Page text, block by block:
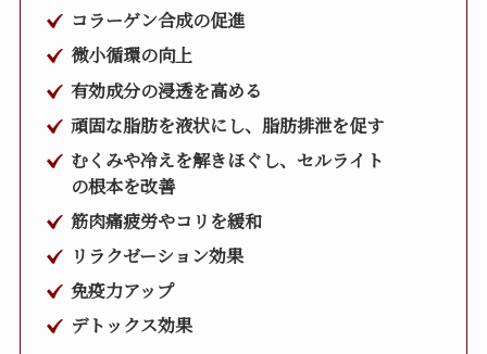
コラーゲン合成の促進
微小循環の向上
有効成分の浸透を高める
頑固な脂肪を液状にし、脂肪排泄を促す
むくみや冷えを解きほぐし、セルライト
の根本を改善
筋肉痛疲労やコリを緩和
リラクゼーション効果
免疫力アップ
デトックス効果